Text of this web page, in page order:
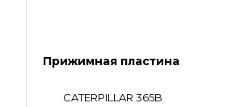
Прижимная пластина
CATERPILLAR 365B